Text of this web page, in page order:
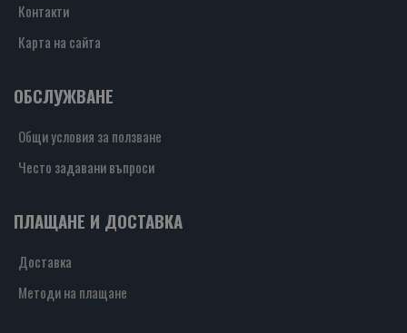
Контакти
Карта на сайта
ОБСЛУЖВАНЕ
Общи условия за ползване
Често задавани въпроси
ПЛАЩАНЕ И ДОСТАВКА
Доставка
Методи на плащане